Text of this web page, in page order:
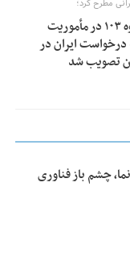
مطرح کرد؛
اقتدار ناوگروه ۱۰۳ در مأموریت‌
اقیانوسی/ ۵ درخواست ایران در
تصویب شد
چشم باز فناوری